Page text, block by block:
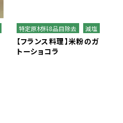
特定原材料8品目除去 減塩
【フランス料理】米粉のガ
トーショコラ